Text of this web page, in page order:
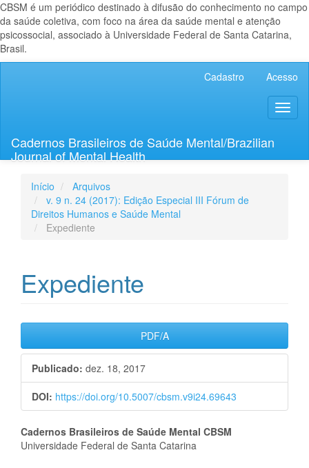
CBSM é um periódico destinado à difusão do conhecimento no campo
da saúde coletiva, com foco na área da saúde mental e atenção
psicossocial, associado à Universidade Federal de Santa Catarina,
Brasil.
Lateral
Cadastro Acesso
Cadernos Brasileiros de Saúde Mental/Brazilian
Journal of Mental Health
Início
Arquivos
v. 9 n. 24 (2017): Edição Especial III Fórum de
Direitos Humanos e Saúde Mental
Expediente
Expediente
Barra
lateral
de
artigos
PDF/A
Publicado: dez. 18, 2017
DOI: https://doi.org/10.5007/cbsm.v9i24.69643
Conteúdo
Cadernos Brasileiros de Saúde Mental CBSM
Universidade Federal de Santa Catarina